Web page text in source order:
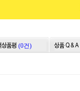
(0건)